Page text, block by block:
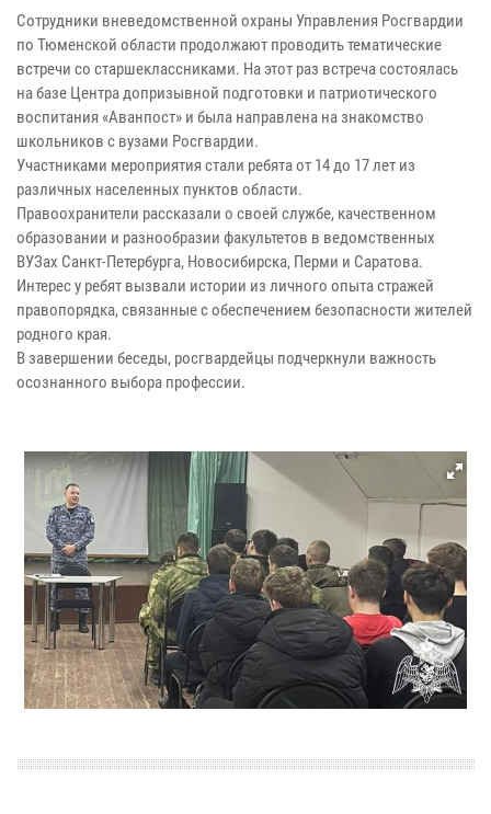
Сотрудники вневедомственной охраны Управления Росгвардии
по Тюменской области продолжают проводить тематические
встречи со старшеклассниками. На этот раз встреча состоялась
на базе Центра допризывной подготовки и патриотического
воспитания «Аванпост» и была направлена на знакомство
школьников с вузами Росгвардии.
Участниками мероприятия стали ребята от 14 до 17 лет из
различных населенных пунктов области.
Правоохранители рассказали о своей службе, качественном
образовании и разнообразии факультетов в ведомственных
ВУЗах Санкт-Петербурга, Новосибирска, Перми и Саратова.
Интерес у ребят вызвали истории из личного опыта стражей
правопорядка, связанные с обеспечением безопасности жителей
родного края.
В завершении беседы, росгвардейцы подчеркнули важность
осознанного выбора профессии.